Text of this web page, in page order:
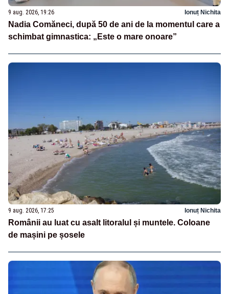
9 aug. 2026, 19:26 Ionuț Nichita
Nadia Comăneci, după 50 de ani de la momentul care a
schimbat gimnastica: „Este o mare onoare”
9 aug. 2026, 17:25 Ionuț Nichita
Românii au luat cu asalt litoralul și muntele. Coloane
de mașini pe șosele